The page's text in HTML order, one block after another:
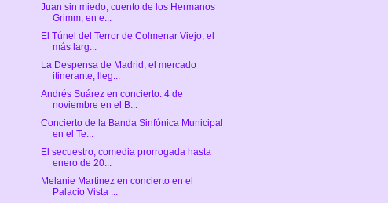
Juan sin miedo, cuento de los Hermanos
Grimm, en e...
El Túnel del Terror de Colmenar Viejo, el
más larg...
La Despensa de Madrid, el mercado
itinerante, lleg...
Andrés Suárez en concierto. 4 de
noviembre en el B...
Concierto de la Banda Sinfónica Municipal
en el Te...
El secuestro, comedia prorrogada hasta
enero de 20...
Melanie Martinez en concierto en el
Palacio Vista ...